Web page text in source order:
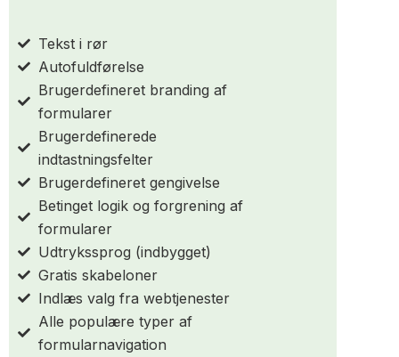
Tekst i rør
Autofuldførelse
Brugerdefineret branding af
formularer
Brugerdefinerede
indtastningsfelter
Brugerdefineret gengivelse
Betinget logik og forgrening af
formularer
Udtrykssprog (indbygget)
Gratis skabeloner
Indlæs valg fra webtjenester
Alle populære typer af
formularnavigation